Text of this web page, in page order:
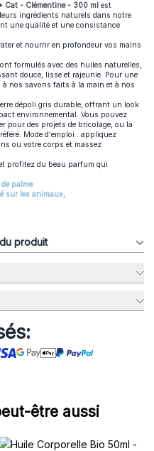
Cat - Clémentine - 300 ml est
ingrédients naturels dans notre
une qualité et une consistance
et nourrir en profondeur vos mains
formulés avec des huiles naturelles,
douce, lisse et rajeunie. Pour une
à nos savons faits à la main et à nos
dépoli gris durable, offrant un look
environnemental. Vous pouvez
pour des projets de bricolage, ou la
Mode d'emploi : appliquez
ou votre corps et massez
profitez du beau parfum qui
palme
sur les animaux,
produit
être aussi